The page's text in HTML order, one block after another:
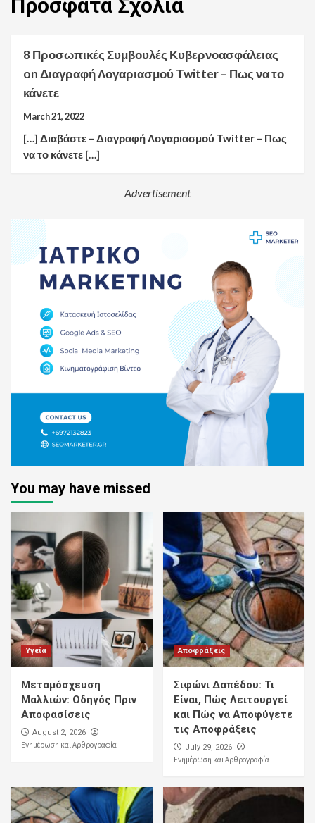
Πρόσφατα Σχόλια
8 Προσωπικές Συμβουλές Κυβερνοασφάλειας
onΔιαγραφή Λογαριασμού Twitter – Πως να το
κάνετε
March 21, 2022
[…] Διαβάστε – Διαγραφή Λογαριασμού Twitter – Πως
να το κάνετε […]
Advertisement
You may have missed
Υγεία
Μεταμόσχευση
Μαλλιών: Οδηγός Πριν
Αποφασίσεις
August 2, 2026
Ενημέρωση και Αρθρογραφία
Αποφράξεις
Σιφώνι Δαπέδου: Τι
Είναι, Πώς Λειτουργεί
και Πώς να Αποφύγετε
τις Αποφράξεις
July 29, 2026
Ενημέρωση και Αρθρογραφία